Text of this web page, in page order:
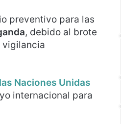
preventivo para las
, debido al brote
vigilancia
Naciones Unidas
internacional para